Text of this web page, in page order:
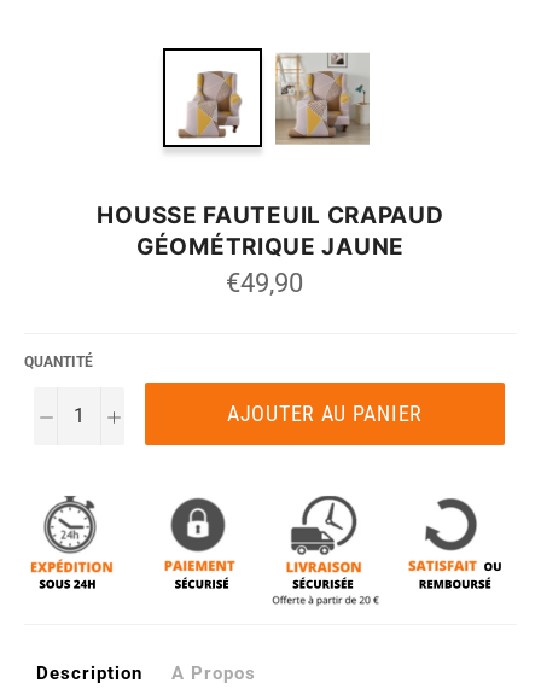
HOUSSE FAUTEUIL CRAPAUD
GÉOMÉTRIQUE JAUNE
Prix
régulier
€49,90
QUANTITÉ
− + AJOUTER AU PANIER
Description A Propos